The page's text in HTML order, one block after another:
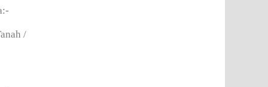
/